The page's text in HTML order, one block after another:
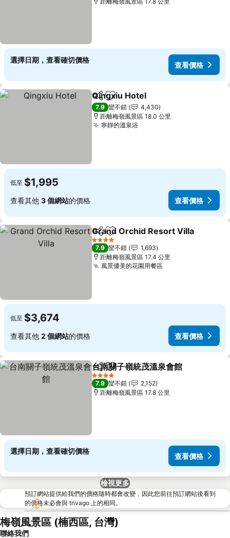
選擇日期，查看確切價格
查看價格
分享 加入我的最愛
Qingxiu Hotel
7.9 蠻不錯
4,430
距離梅嶺風景區 18.0 公里
寧靜的溫泉浴
低至 $1,995
查看其他 3 個網站的價格 查看價格
分享 加入我的最愛
Grand Orchid Resort Villa
4 星級
7.9 蠻不錯
1,693
距離梅嶺風景區 17.4 公里
風景優美的花園用餐區
低至 $3,674
查看其他 2 個網站的價格 查看價格
分享 加入我的最愛
台南關子嶺統茂溫泉會館
4 星級
7.9 蠻不錯
2,152
距離梅嶺風景區 17.8 公里
選擇日期，查看確切價格
查看價格
檢視更多
預訂網站提供給我們的價格隨時都會改變，因此您前往預訂網站後看到
的價格未必會與 trivago 上的相同。
梅嶺風景區 (楠西區, 台灣)
聯絡我們